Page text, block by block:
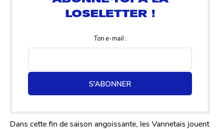
Ton e-mail :
S'ABONNER
Dans cette fin de saison angoissante, les Vannetais jouent